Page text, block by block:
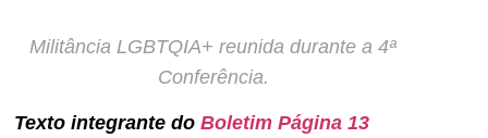
Militância LGBTQIA+ reunida durante a 4ª
Conferência.
Texto integrante do Boletim Página 13